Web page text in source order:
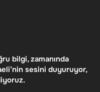
bilgi, zamanında
sesini duyuruyor,